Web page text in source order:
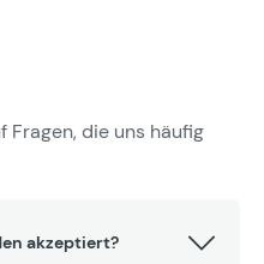
Fragen, die uns häufig
akzeptiert?